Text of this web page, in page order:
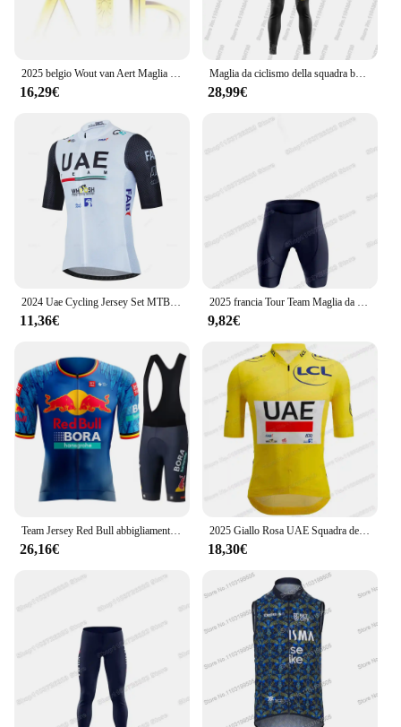
and suppliers to offer this premium cycling gear to
2025 belgio Wout van Aert Maglia da Ciclismo Francia Tour Renaissance Abbigliamento da ciclismo Jonas Vingegaard Completo da uomo per camicie da bici da strada Salopette da bicicletta
16,29€
Maglia da ciclismo della squadra belga 2025 Tour francese Set Abbigliamento da uomo Tuta da bici da strada Camicia da bicicletta da montagna Pantaloncini con bretelle MTB Ropa Maillot
28,99€
2024 Uae Cycling Jersey Set MTB Uniform Bike abbigliamento estate traspirante bicicletta camicia Ropa Ciclismo bavaglino pantaloni Maillot Ciclismo
11,36€
2025 francia Tour Team Maglia da Ciclismo Set Belgio Wout van Aert Jonas Vingegaard Abbigliamento da ciclismo Completo da uomo per camicie da bici da strada Salopette da bicicletta
9,82€
Team Jersey Red Bull abbigliamento da bici da uomo ciclismo 2024 Pro Mtb pantaloni abbigliamento pantaloncini bavaglino da bicicletta Set da uomo Summer Teams Sports Set
26,16€
2025 Giallo Rosa UAE Squadra degli Emirati Arabi Uniti maglie da ciclismo Set Abbigliamento ciclismo estivo,Completo da uomo,Tadej Pogacar,Tuta da bici da strada,Pantaloncini con bretelle da bicicletta MTB Maillot
18,30€